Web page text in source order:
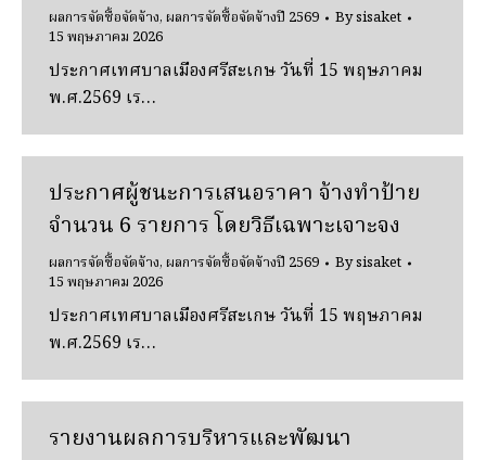
ผลการจัดซื้อจัดจ้าง,ผลการจัดซื้อจัดจ้างปี 2569 Bysisaket
15 พฤษภาคม 2026
ประกาศเทศบาลเมืองศรีสะเกษ วันที่ 15 พฤษภาคม
พ.ศ.2569 เร…
ประกาศผู้ชนะการเสนอราคา จ้างทําป้าย
จํานวน 6 รายการ โดยวิธีเฉพาะเจาะจง
ผลการจัดซื้อจัดจ้าง,ผลการจัดซื้อจัดจ้างปี 2569 Bysisaket
15 พฤษภาคม 2026
ประกาศเทศบาลเมืองศรีสะเกษ วันที่ 15 พฤษภาคม
พ.ศ.2569 เร…
รายงานผลการบริหารและพัฒนา